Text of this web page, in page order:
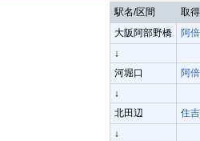
駅名/区間
取
大阪阿部野橋
阿
↓
河堀口
阿
↓
北田辺
住
↓